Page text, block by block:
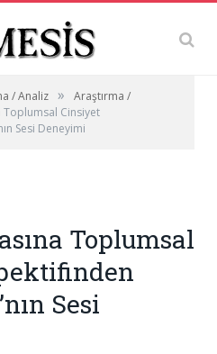
/ Analiz »
Araştırma /
Toplumsal Cinsiyet
Sesi Deneyimi
Toplumsal
Sesi